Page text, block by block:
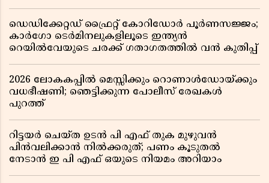
ഡെഡിക്കേറ്റഡ് ഫ്രൈറ്റ് കോറിഡോർ പൂർണസജ്ജം;
കാർഗോ ടെർമിനലുകളിലൂടെ ഇന്ത്യൻ
റെയിൽവേയുടെ ചരക്ക് ഗതാഗതത്തിൽ വൻ കുതിപ്പ്
2026 ലോകകപ്പിൽ മെസ്സിക്കും റൊണാൾഡോയ്ക്കും
വധഭീഷണി; ഞെട്ടിക്കുന്ന പോലീസ് രേഖകൾ
പുറത്ത്
റിട്ടയർ ചെയ്ത ഉടൻ പി എഫ് തുക മുഴുവൻ
പിൻവലിക്കാൻ നിൽക്കരുത്; പണം കൂടുതൽ
നേടാൻ ഇ പി എഫ് ഒയുടെ നിയമം അറിയാം